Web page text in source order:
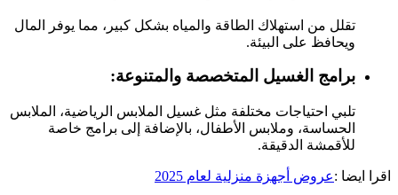
تقلل من استهلاك الطاقة والمياه بشكل كبير، مما يوفر المال
ويحافظ على البيئة.
برامج الغسيل المتخصصة والمتنوعة:
تلبي احتياجات مختلفة مثل غسيل الملابس الرياضية، الملابس
الحساسة، وملابس الأطفال، بالإضافة إلى برامج خاصة
للأقمشة الدقيقة.
اقرا ايضا :عروض أجهزة منزلية لعام 2025